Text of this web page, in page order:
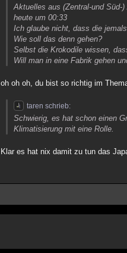
Aktuelles aus (Zentral-und Süd-)
heute um 00:33
Ich glaube nicht, dass die
Wie soll das denn gehen?
Selbst die Krokodile wissen,
Will man in eine Fabrik gehen
oh oh oh, du bist so richtig im
taren schrieb:
Schwierig, es hat schon einen
Klimatisierung mit eine Rolle.
Klar es hat nix damit zu tun das